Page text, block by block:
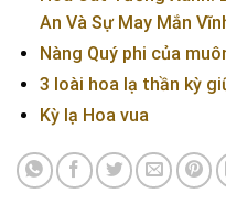
An Và Sự May Mắn
Nàng Quý phi của
3 loài hoa lạ thần kỳ
Kỳ lạ Hoa vua